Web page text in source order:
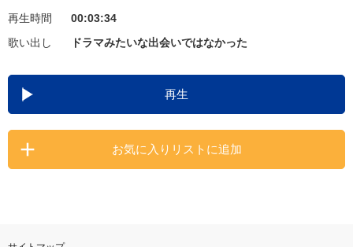
お知らせ よくあるご質問
DAMの新曲・ランキングなど
カラオケ最新情報をチェック！
再生時間
00:03:34
歌い出し
ドラマみたいな出会いではなかった
再生
お気に入りリストに追加